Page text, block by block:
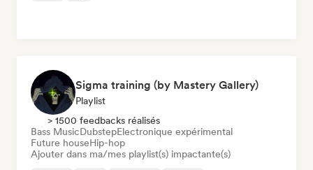
Sigma training (by Mastery Gallery)
Playlist
> 1500 feedbacks réalisés
Bass MusicDubstepElectronique expérimental
Future houseHip-hop
Ajouter dans ma/mes playlist(s) impactante(s)